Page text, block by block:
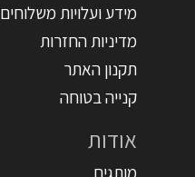
מידע ועלויות משלוחים
מדיניות החזרות
תקנון האתר
קנייה בטוחה
אודות
מותגים